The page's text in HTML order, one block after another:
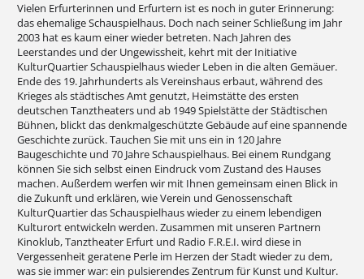
Vielen Erfurterinnen und Erfurtern ist es noch in guter Erinnerung:
das ehemalige Schauspielhaus. Doch nach seiner Schließung im Jahr
2003 hat es kaum einer wieder betreten. Nach Jahren des
Leerstandes und der Ungewissheit, kehrt mit der Initiative
KulturQuartier Schauspielhaus wieder Leben in die alten Gemäuer.
Ende des 19. Jahrhunderts als Vereinshaus erbaut, während des
Krieges als städtisches Amt genutzt, Heimstätte des ersten
deutschen Tanztheaters und ab 1949 Spielstätte der Städtischen
Bühnen, blickt das denkmalgeschützte Gebäude auf eine spannende
Geschichte zurück. Tauchen Sie mit uns ein in 120 Jahre
Baugeschichte und 70 Jahre Schauspielhaus. Bei einem Rundgang
können Sie sich selbst einen Eindruck vom Zustand des Hauses
machen. Außerdem werfen wir mit Ihnen gemeinsam einen Blick in
die Zukunft und erklären, wie Verein und Genossenschaft
KulturQuartier das Schauspielhaus wieder zu einem lebendigen
Kulturort entwickeln werden. Zusammen mit unseren Partnern
Kinoklub, Tanztheater Erfurt und Radio F.R.E.I. wird diese in
Vergessenheit geratene Perle im Herzen der Stadt wieder zu dem,
was sie immer war: ein pulsierendes Zentrum für Kunst und Kultur.